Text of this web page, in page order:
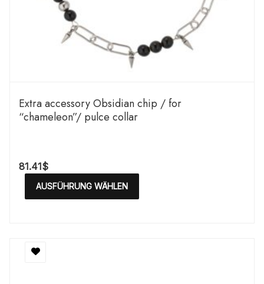
Extra accessory Obsidian chip / for
“chameleon”/ pulce collar
81.41$
AUSFÜHRUNG WÄHLEN